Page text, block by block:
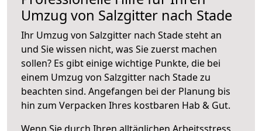
Umzug von Salzgitter nach Stade
Ihr Umzug von Salzgitter nach Stade steht an
und Sie wissen nicht, was Sie zuerst machen
sollen? Es gibt einige wichtige Punkte, die bei
einem Umzug von Salzgitter nach Stade zu
beachten sind. Angefangen bei der Planung bis
hin zum Verpacken Ihres kostbaren Hab & Gut.